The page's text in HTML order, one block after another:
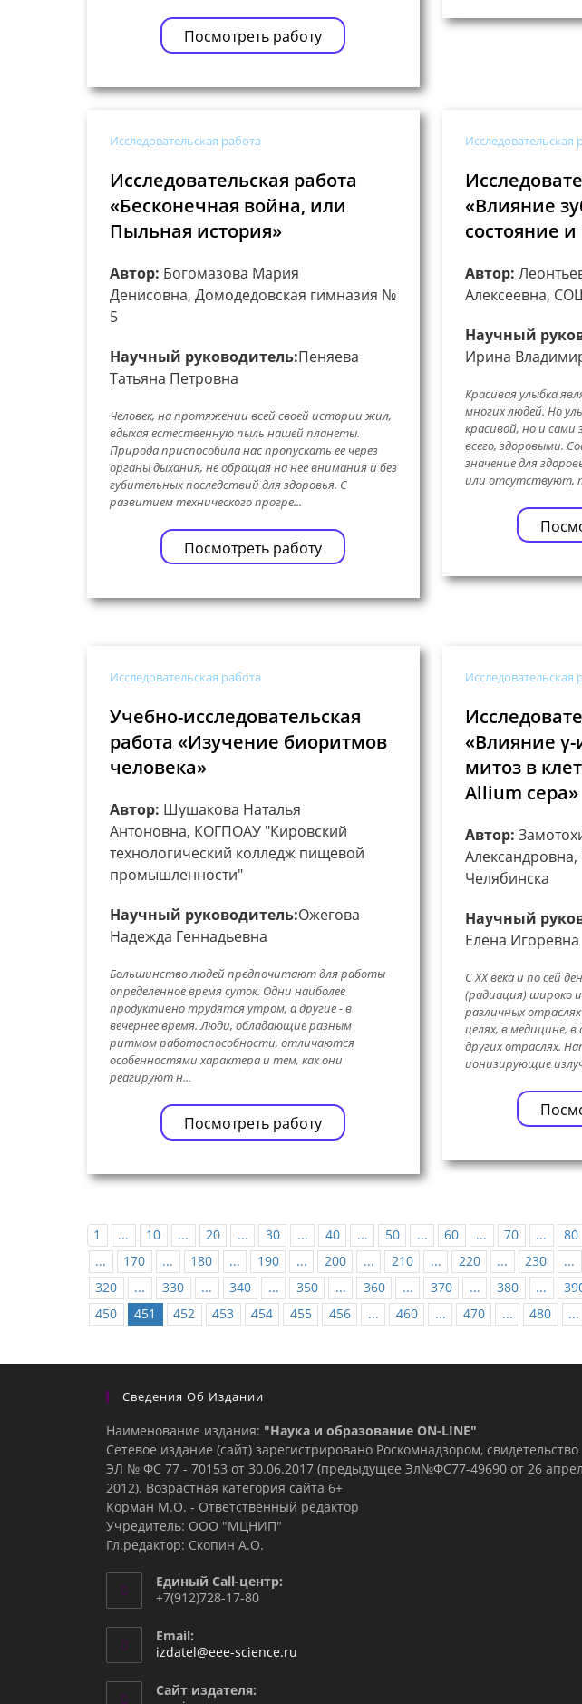
Посмотреть работу
Исследовательская работа
Исследовательская работа
«Бесконечная война, или
Пыльная история»
Автор: Богомазова Мария
Денисовна, Домодедовская гимназия №
5
Научный руководитель:Пеняева
Татьяна Петровна
Человек, на протяжении всей своей истории жил,
вдыхая естественную пыль нашей планеты.
Природа приспособила нас пропускать ее через
органы дыхания, не обращая на нее внимания и без
губительных последствий для здоровья. С
развитием технического прогре...
Посмотреть работу
Исследовательская
«Влияние
состояние
Автор:
Алексеевна,
Научный
Ирина
Красивая улыбка
многих людей. Но
красивой, но и
всего, здоровыми.
значение для
или отсутствуют,
Исследовательская работа
Учебно-исследовательская
работа «Изучение биоритмов
человека»
Автор: Шушакова Наталья
Антоновна, КОГПОАУ "Кировский
технологический колледж пищевой
промышленности"
Научный руководитель:Ожегова
Надежда Геннадьевна
Большинство людей предпочитают для работы
определенное время суток. Одни наиболее
продуктивно трудятся утром, а другие - в
вечернее время. Люди, обладающие разным
ритмом работоспособности, отличаются
особенностями характера и тем, как они
реагируют н...
Посмотреть работу
Исследовательская
«Влияние
митоз в
Allium cepa»
Автор:
Челябинска
Научный
Елена Игоревна
С ХХ века и по сей
(радиация) широко
различных
целях, в медицине,
других отраслях.
ионизирующие
1 ... 10 ... 20 ... 30 ... 40 ... 50 ... 60 ... 70 ... 80
...
170 ... 180 ... 190 ... 200 ... 210 ... 220 ... 230 ...
320
... 330 ... 340 ... 350 ... 360 ... 370 ... 380 ...
450
451 452 453 454 455 456 ... 460 ... 470 ... 480 ...
Сведения Об Издании
Наименование издания: "Наука и образование ON-LINE"
Сетевое издание (сайт) зарегистрировано Роскомнадзором, свидетельство
ЭЛ № ФС 77 - 70153 от 30.06.2017 (предыдущее Эл№ФC77-49690 от 26
2012). Возрастная категория сайта 6+
Корман М.О. - Ответственный редактор
Учредитель: ООО "МЦНИП"
Гл.редактор: Скопин А.О.
Единый Call-центр:
+7(912)728-17-80
Email:
izdatel@eee-science.ru
Сайт издателя: